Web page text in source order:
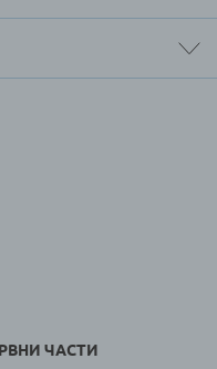
ЧАСТИ